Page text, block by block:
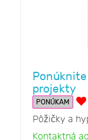
projekty
PONÚKAM
Pôžičky a
Kontaktná